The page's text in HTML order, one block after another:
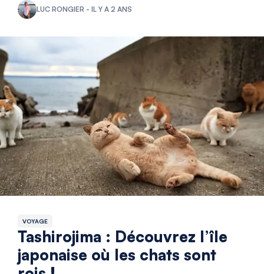
LUC RONGIER - IL Y A 2 ANS
VOYAGE
Tashirojima : Découvrez l’île
japonaise où les chats sont